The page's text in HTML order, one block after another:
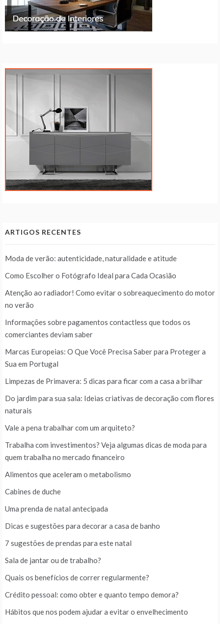
ARTIGOS RECENTES
Moda de verão: autenticidade, naturalidade e atitude
Como Escolher o Fotógrafo Ideal para Cada Ocasião
Atenção ao radiador! Como evitar o sobreaquecimento do motor
no verão
Informações sobre pagamentos contactless que todos os
comerciantes deviam saber
Marcas Europeias: O Que Você Precisa Saber para Proteger a
Sua em Portugal
Limpezas de Primavera: 5 dicas para ficar com a casa a brilhar
Do jardim para sua sala: Ideias criativas de decoração com flores
naturais
Vale a pena trabalhar com um arquiteto?
Trabalha com investimentos? Veja algumas dicas de moda para
quem trabalha no mercado financeiro
Alimentos que aceleram o metabolismo
Cabines de duche
Uma prenda de natal antecipada
Dicas e sugestões para decorar a casa de banho
7 sugestões de prendas para este natal
Sala de jantar ou de trabalho?
Quais os benefícios de correr regularmente?
Crédito pessoal: como obter e quanto tempo demora?
Hábitos que nos podem ajudar a evitar o envelhecimento